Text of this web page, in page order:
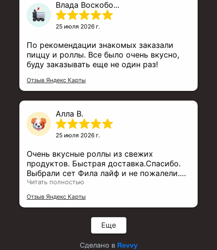
что не спросила ее имя, заказывала 27
июля с.г. в 20 часов, очень
доброжелательная, знающая, Ни одного
доступно. Курьер подъеал раньше на 10
минут, очень спокойный, вежливый,
добросердечный, просто замечательный
прекрасное обслуживание - что еще
нужно для праздника, здесь вы всегда
всё найдете и без нервов. Рекомендую.
Влада Воскобо...
25 июля 2026 г.
По рекомендации знакомых заказали
пиццу и роллы. Все было очень вкусно,
буду заказывать еще не один раз!
Отзыв Яндекс Карты
Алла В.
25 июля 2026 г.
Очень вкусные роллы из свежих
продуктов. Быстрая доставка.Спасибо.
Выбрали сет Фила лайф и не пожалели.
Мои заказы только здесь. Убедительно
рекомендую.
Читать полностью
Отзыв Яндекс Карты
Еще
Сделано в Revvy